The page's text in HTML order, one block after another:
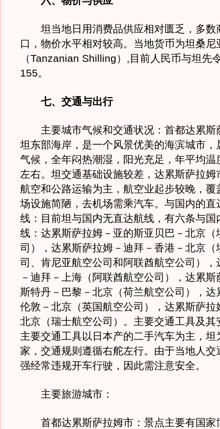
坦当地日用消费品供应相对匮乏，多数
口，物价水平相对较高。当地货币为坦桑尼
（Tanzanian Shilling）,目前人民币与坦先
155。
七、交通与出行
主要城市气候和交通状况：首都达累斯
坦东部海岸，是一个风景优美的海滨城市，
气候，全年闷热潮湿，阳光充足，年平均温
左右。坦交通基础设施较差，达累斯萨拉姆
航空和公路运输为主，航空业起步较晚，覆
场设施简陋，去机场需乘汽车。与国内的直
线：目前坦与国内无直达航线，有六条与国
线：达累斯萨拉姆－亚的斯亚贝巴－北京（
司），达累斯萨拉姆－迪拜－香港－北京（
司、肯尼亚航空公司和阿联酋航空公司），
－迪拜－上海（阿联酋航空公司），达累
斯特丹－巴黎－北京（荷兰航空公司），达
伦敦－北京（英国航空公司），达累斯萨拉
北京（瑞士航空公司）。主要交通工具及其
主要交通工具以日本产的二手汽车为主，坦
家，交通规则遵循右舵左行。由于当地人交
强经常违规开车行驶，因此需注意安全。
主要旅游城市：
首都达累斯萨拉姆市：景点主要有国家